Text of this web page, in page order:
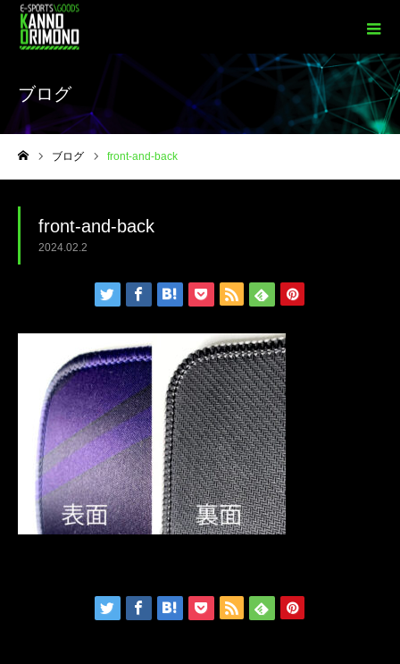
ブログ
ブログ front-and-back
front-and-back
2024.02.2